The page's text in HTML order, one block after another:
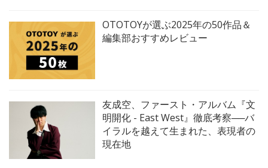
OTOTOYが選ぶ2025年の50作品＆
編集部おすすめレビュー
友成空、ファースト・アルバム『文
明開化 - East West』徹底考察──バ
イラルを越えて生まれた、表現者の
現在地